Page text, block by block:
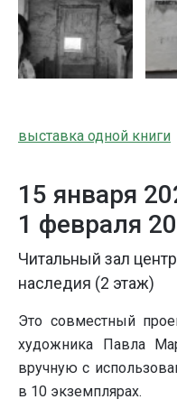
выставка одной книги
15 января
1 февраля
Читальный зал
наследия (2 этаж)
Это совместный
художника Павла
вручную с
в 10 экземплярах.